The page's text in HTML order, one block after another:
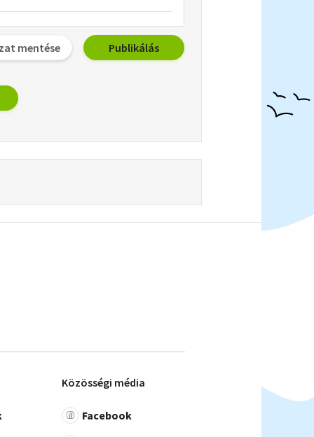
mentése Publikálás
Közösségi média
Facebook